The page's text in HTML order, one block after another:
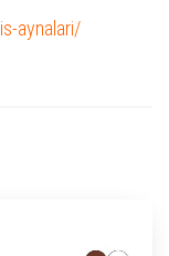
aynalari/